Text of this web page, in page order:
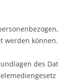
werden können.
des